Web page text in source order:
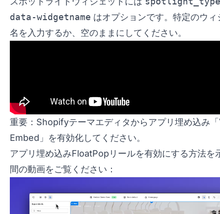
data-widgetname はオプションです。特定のウィ
名を入力するか、空のままにしてください。
重要：Shopifyテーマエディタからアプリ埋め込み
Embed」を有効化してください。
アプリ埋め込みFloatPopリールを有効にする方法を
間の動画をご覧ください：